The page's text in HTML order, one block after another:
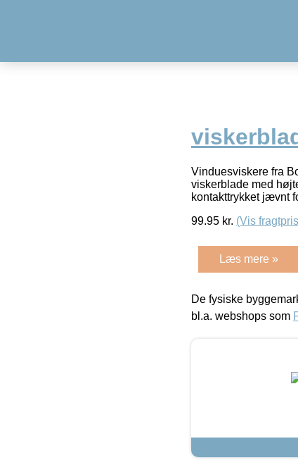
Vinduesviskere fra
viskerblade med
kontakttrykket jævnt
99.95 kr. (Vis
Læs mere »
De fysiske
bl.a. webshops som